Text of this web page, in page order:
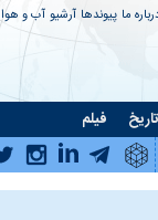
ما پیوندها آرشیو آب و هوا
تاریخ فیلم